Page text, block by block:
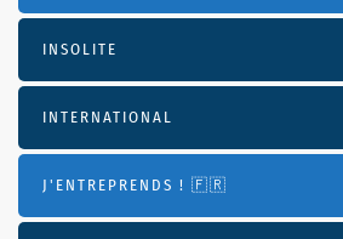
INSOLITE
INTERNATIONAL
J'ENTREPRENDS ! 🇫🇷